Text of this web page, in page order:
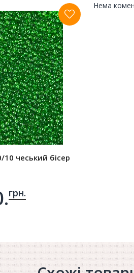
чеський бісер
в корзину
грн.
Нема